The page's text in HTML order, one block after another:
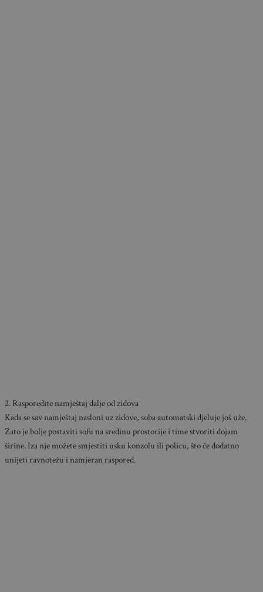
2. Rasporedite namještaj dalje od zidova
Kada se sav namještaj nasloni uz zidove, soba automatski djeluje još uže.
Zato je bolje postaviti sofu na sredinu prostorije i time stvoriti dojam
širine. Iza nje možete smjestiti usku konzolu ili policu, što će dodatno
unijeti ravnotežu i namjeran raspored.